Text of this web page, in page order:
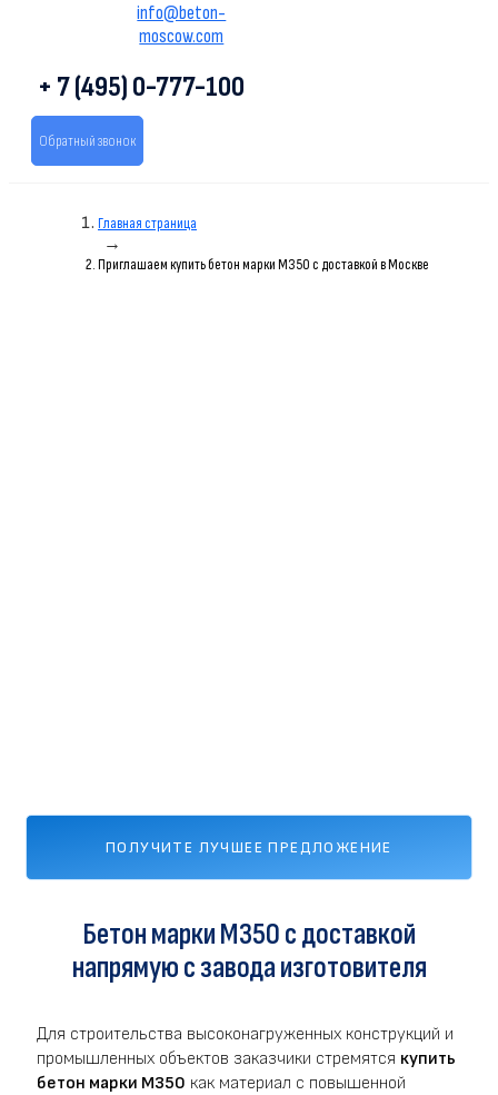
info@beton-
moscow.com
+ 7 (495) 0-777-100
Обратный звонок
Главная страница
→
Приглашаем купить бетон марки M350 с доставкой в Москве
ПОЛУЧИТЕ ЛУЧШЕЕ ПРЕДЛОЖЕНИЕ
Бетон марки M350 с доставкой
напрямую с завода изготовителя
Для строительства высоконагруженных конструкций и
промышленных объектов заказчики стремятся купить
бетон марки М350 как материал с повышенной